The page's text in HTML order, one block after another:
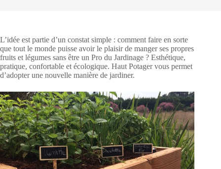
L’idée est partie d’un constat simple : comment faire en sorte
que tout le monde puisse avoir le plaisir de manger ses propres
fruits et légumes sans être un Pro du Jardinage ? Esthétique,
pratique, confortable et écologique. Haut Potager vous permet
d’adopter une nouvelle manière de jardiner.